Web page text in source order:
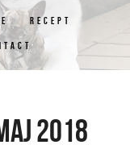
RECEPT
2018